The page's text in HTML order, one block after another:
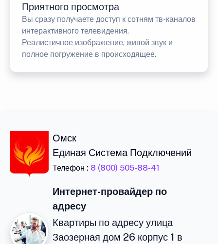
Приятного просмотра
Вы сразу получаете доступ к сотням тв-каналов
интерактивного телевидения.
Реалистичное изображение, живой звук и
полное погружение в происходящее.
Омск
Единая Система Подключений
Телефон : 8 (800) 505-88-41
Интернет-провайдер по
адресу
Квартиры по адресу улица
Заозерная дом 26 корпус 1 в